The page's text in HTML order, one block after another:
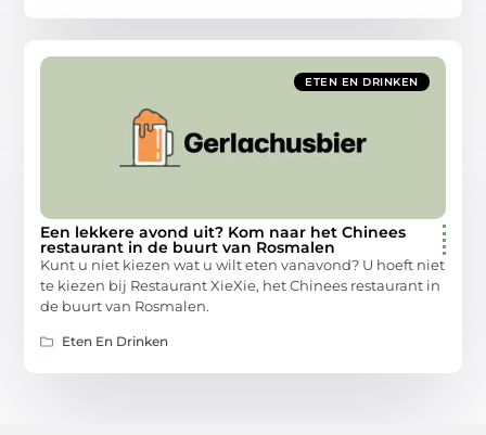
ETEN EN DRINKEN
Een lekkere avond uit? Kom naar het Chinees
restaurant in de buurt van Rosmalen
Kunt u niet kiezen wat u wilt eten vanavond? U hoeft niet
te kiezen bij Restaurant XieXie, het Chinees restaurant in
de buurt van Rosmalen.
Eten En Drinken